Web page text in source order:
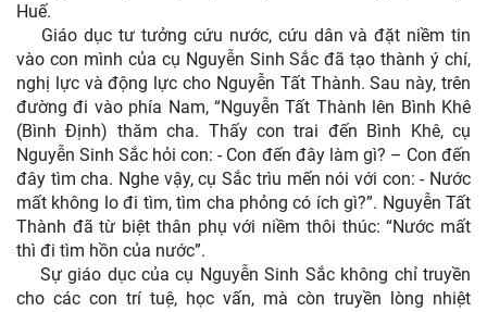
Huế.
Giáo dục tư tưởng cứu nước, cứu dân và đặt niềm tin
vào con mình của cụ Nguyễn Sinh Sắc đã tạo thành ý chí,
nghị lực và động lực cho Nguyễn Tất Thành. Sau này, trên
đường đi vào phía Nam, “Nguyễn Tất Thành lên Bình Khê
(Bình Định) thăm cha. Thấy con trai đến Bình Khê, cụ
Nguyễn Sinh Sắc hỏi con: - Con đến đây làm gì? – Con đến
đây tìm cha. Nghe vậy, cụ Sắc trìu mến nói với con: - Nước
mất không lo đi tìm, tìm cha phỏng có ích gì?”. Nguyễn Tất
Thành đã từ biệt thân phụ với niềm thôi thúc: “Nước mất
thì đi tìm hồn của nước”.
Sự giáo dục của cụ Nguyễn Sinh Sắc không chỉ truyền
cho các con trí tuệ, học vấn, mà còn truyền lòng nhiệt